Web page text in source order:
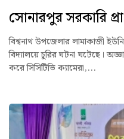
সোনারপুর সরকারি
বিশ্বনাথ উপজেলার লামাকাজী
বিদ্যালয়ে চুরির ঘটনা ঘটেছে।
করে সিসিটিভি ক্যামেরা,...